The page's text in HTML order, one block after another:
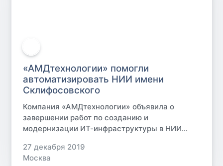
«АМДтехнологии» помогли
автоматизировать НИИ имени
Склифосовского
Компания «АМДтехнологии» объявила о
завершении работ по созданию и
модернизации ИТ-инфраструктуры в НИИ...
27 декабря 2019
Москва